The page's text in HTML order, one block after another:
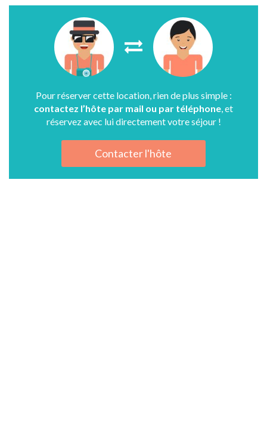
Pour réserver cette location, rien de plus simple :
contactez l’hôte par mail ou par téléphone, et
réservez avec lui directement votre séjour !
Contacter l'hôte